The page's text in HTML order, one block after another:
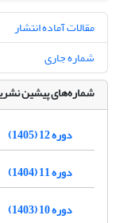
مقالات آماده انتشار
شماره جاری
شماره‌های پیشین
دوره 12 (1405)
دوره 11 (1404)
دوره 10 (1403)